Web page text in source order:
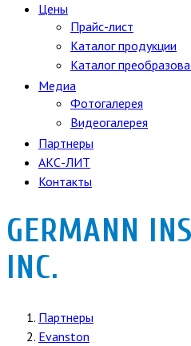
Цены
Прайс-лист
Каталог продукции
Каталог
Медиа
Фотогалерея
Видеогалерея
Партнеры
АКС-ЛИТ
Контакты
GERMANN
INC.
Партнеры
Evanston